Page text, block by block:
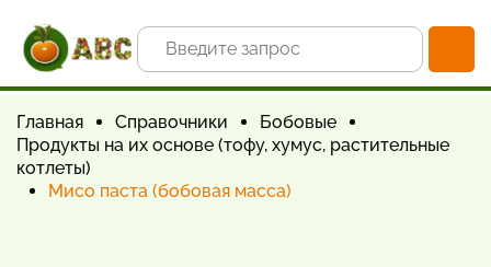
Главная Справочники
Бобовые
Продукты на их основе (тофу, хумус, растительные
котлеты)
Мисо паста (бобовая масса)